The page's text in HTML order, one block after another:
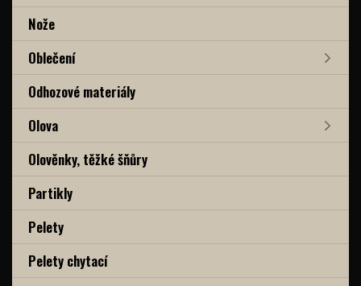
Nože
Oblečení
Odhozové materiály
Olova
Olověnky, těžké šňůry
Partikly
Pelety
Pelety chytací